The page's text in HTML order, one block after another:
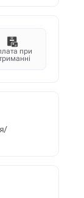
при